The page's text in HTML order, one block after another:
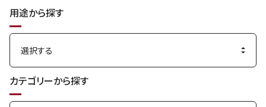
用途から探す
カテゴリーから探す